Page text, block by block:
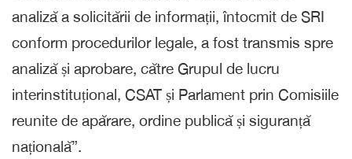
analiză a solicitării de informații, întocmit de SRI
conform procedurilor legale, a fost transmis spre
analiză și aprobare, către Grupul de lucru
interinstituțional, CSAT și Parlament prin Comisiile
reunite de apărare, ordine publică și siguranță
națională”.